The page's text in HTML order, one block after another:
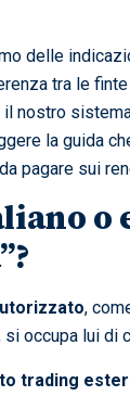
delle
tra le
nostro
la guida
pagare sui
o
,
si occupa lui di
trading